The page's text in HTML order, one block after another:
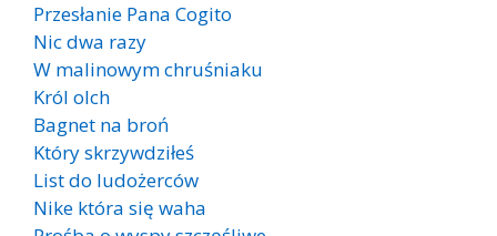
Przesłanie Pana Cogito
Nic dwa razy
W malinowym chruśniaku
Król olch
Bagnet na broń
Który skrzywdziłeś
List do ludożerców
Nike która się waha